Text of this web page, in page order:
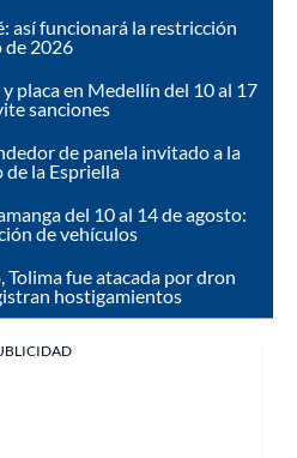
así funcionará la restricción
de 2026
placa en Medellín del 10 al 17
sanciones
de panela invitado a la
de la Espriella
del 10 al 14 de agosto:
de vehículos
Tolima fue atacada por dron
hostigamientos